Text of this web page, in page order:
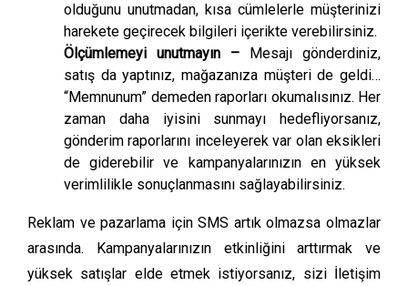
olduğunu unutmadan, kısa cümlelerle müşterinizi
harekete geçirecek bilgileri içerikte verebilirsiniz.
Ölçümlemeyi unutmayın – Mesajı gönderdiniz,
satış da yaptınız, mağazanıza müşteri de geldi…
“Memnunum” demeden raporları okumalısınız. Her
zaman daha iyisini sunmayı hedefliyorsanız,
gönderim raporlarını inceleyerek var olan eksikleri
de giderebilir ve kampanyalarınızın en yüksek
verimlilikle sonuçlanmasını sağlayabilirsiniz.
Reklam ve pazarlama için SMS artık olmazsa olmazlar
arasında. Kampanyalarınızın etkinliğini arttırmak ve
yüksek satışlar elde etmek istiyorsanız, sizi İletişim